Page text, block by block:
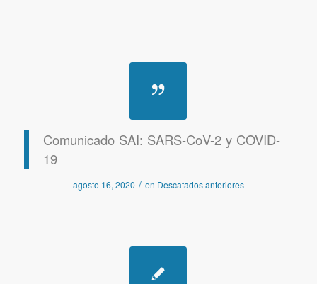
Comunicado SAI: SARS-CoV-2 y COVID-
19
agosto 16, 2020 / en Descatados anteriores